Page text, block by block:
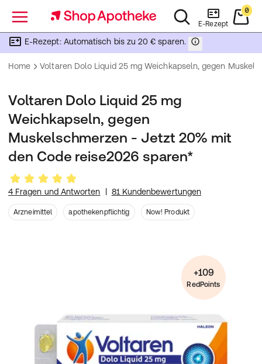
Menü E-Rezept
0
E-Rezept: Automatisch bis zu 20 € sparen.
Home Voltaren Dolo Liquid 25 mg Weichkapseln, gegen
Voltaren Dolo Liquid 25 mg
Weichkapseln, gegen
Muskelschmerzen - Jetzt 20% mit
den Code reise2026 sparen*
81 Kundenbewertungen
4 Fragen und Antworten
Arzneimittel apothekenpflichtig Now! Produkt
+109
RedPoints